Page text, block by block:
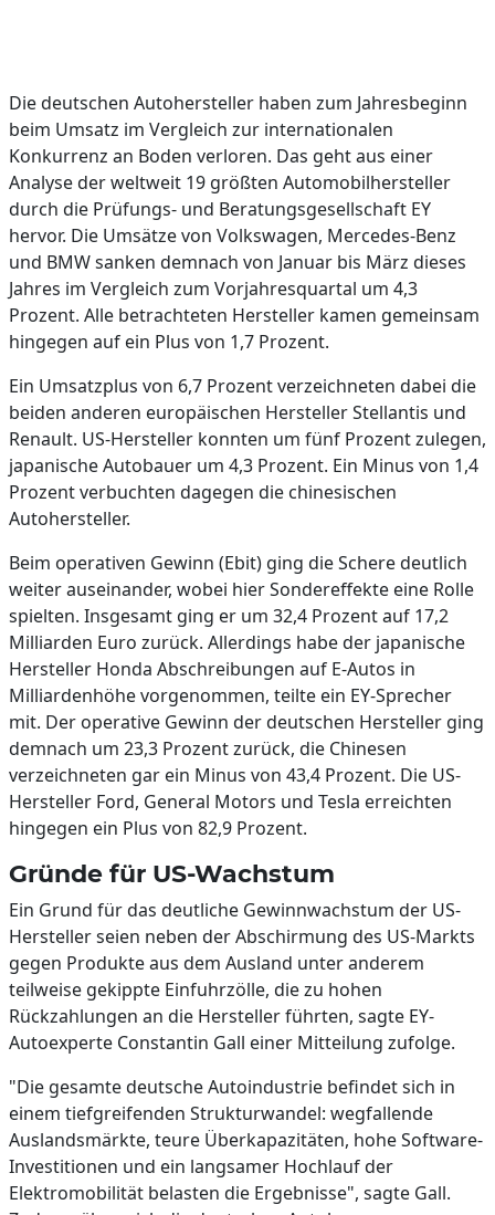
Die deutschen Autohersteller haben zum Jahresbeginn
beim Umsatz im Vergleich zur internationalen
Konkurrenz an Boden verloren. Das geht aus einer
Analyse der weltweit 19 größten Automobilhersteller
durch die Prüfungs- und Beratungsgesellschaft EY
hervor. Die Umsätze von Volkswagen, Mercedes-Benz
und BMW sanken demnach von Januar bis März dieses
Jahres im Vergleich zum Vorjahresquartal um 4,3
Prozent. Alle betrachteten Hersteller kamen gemeinsam
hingegen auf ein Plus von 1,7 Prozent.
Ein Umsatzplus von 6,7 Prozent verzeichneten dabei die
beiden anderen europäischen Hersteller Stellantis und
Renault. US-Hersteller konnten um fünf Prozent zulegen,
japanische Autobauer um 4,3 Prozent. Ein Minus von 1,4
Prozent verbuchten dagegen die chinesischen
Autohersteller.
Beim operativen Gewinn (Ebit) ging die Schere deutlich
weiter auseinander, wobei hier Sondereffekte eine Rolle
spielten. Insgesamt ging er um 32,4 Prozent auf 17,2
Milliarden Euro zurück. Allerdings habe der japanische
Hersteller Honda Abschreibungen auf E-Autos in
Milliardenhöhe vorgenommen, teilte ein EY-Sprecher
mit. Der operative Gewinn der deutschen Hersteller ging
demnach um 23,3 Prozent zurück, die Chinesen
verzeichneten gar ein Minus von 43,4 Prozent. Die US-
Hersteller Ford, General Motors und Tesla erreichten
hingegen ein Plus von 82,9 Prozent.
Gründe für US-Wachstum
Ein Grund für das deutliche Gewinnwachstum der US-
Hersteller seien neben der Abschirmung des US-Markts
gegen Produkte aus dem Ausland unter anderem
teilweise gekippte Einfuhrzölle, die zu hohen
Rückzahlungen an die Hersteller führten, sagte EY-
Autoexperte Constantin Gall einer Mitteilung zufolge.
"Die gesamte deutsche Autoindustrie befindet sich in
einem tiefgreifenden Strukturwandel: wegfallende
Auslandsmärkte, teure Überkapazitäten, hohe Software-
Investitionen und ein langsamer Hochlauf der
Elektromobilität belasten die Ergebnisse", sagte Gall.